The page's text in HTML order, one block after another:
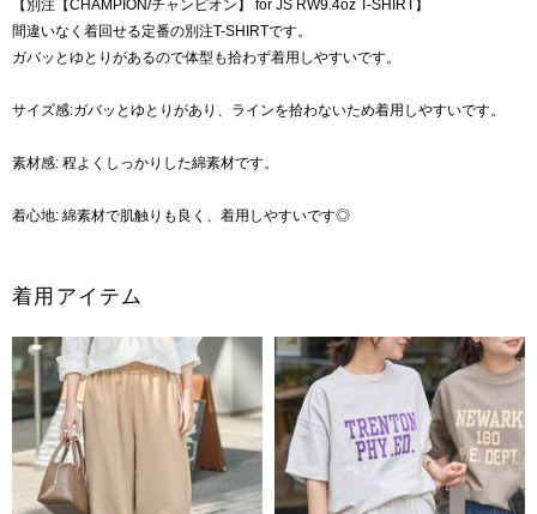
【別注【CHAMPION/チャンピオン】 for JS RW9.4oz T-SHIRT】
間違いなく着回せる定番の別注T-SHIRTです。
ガバッとゆとりがあるので体型も拾わず着用しやすいです。
サイズ感:ガバッとゆとりがあり、ラインを拾わないため着用しやすいです。
素材感: 程よくしっかりした綿素材です。
着心地: 綿素材で肌触りも良く、着用しやすいです◎
着用アイテム